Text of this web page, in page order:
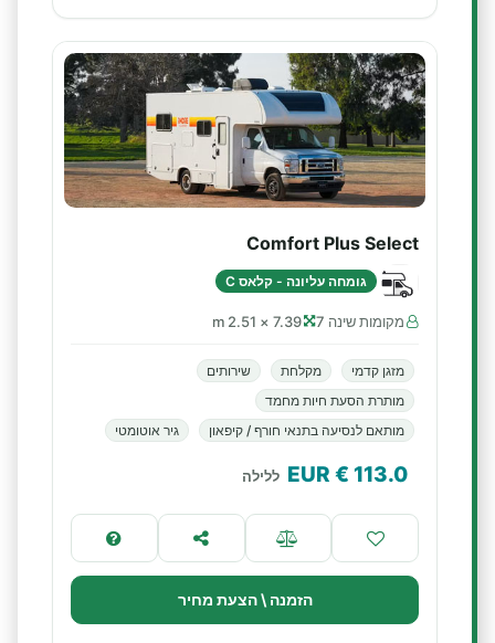
Comfort Plus Select
גומחה עליונה - קלאס C
מקומות שינה 7 7.39 × 2.51 m
מזגן קדמי מקלחת
שירותים
מותרת הסעת חיות מחמד
מותאם לנסיעה בתנאי חורף / קיפאון
גיר אוטומטי
113.0
€ EUR ללילה
הזמנה \ הצעת מחיר